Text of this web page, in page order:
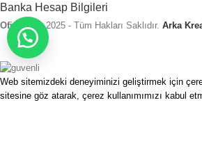
Banka Hesap Bilgileri
Ofix 360 2025 - Tüm Hakları Saklıdır. Arka
Web sitemizdeki deneyiminizi geliştirmek için
sitesine göz atarak, çerez kullanımımızı kabul